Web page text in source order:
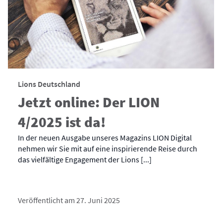
Lions Deutschland
Jetzt online: Der LION
4/2025 ist da!
In der neuen Ausgabe unseres Magazins LION Digital
nehmen wir Sie mit auf eine inspirierende Reise durch
das vielfältige Engagement der Lions [...]
Veröffentlicht am 27. Juni 2025